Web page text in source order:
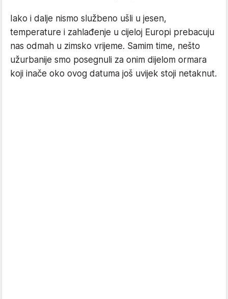
Iako i dalje nismo službeno ušli u jesen,
temperature i zahlađenje u cijeloj Europi prebacuju
nas odmah u zimsko vrijeme. Samim time, nešto
užurbanije smo posegnuli za onim dijelom ormara
koji inače oko ovog datuma još uvijek stoji netaknut.